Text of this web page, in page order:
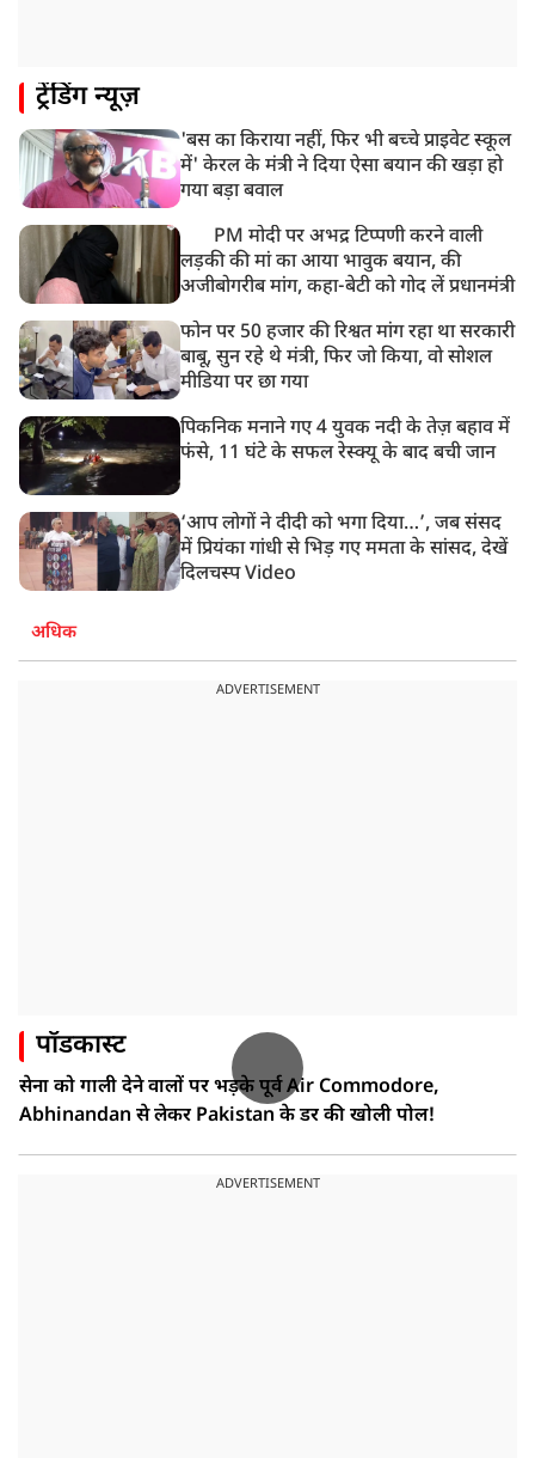
UP: लखनऊ में चलती कार में लगी आग, युवक की जिंदा जलकर
ट्रेंडिंग न्यूज़
'बस का किराया नहीं, फिर भी बच्चे प्राइवेट स्कूल
में' केरल के मंत्री ने दिया ऐसा बयान की खड़ा हो
गया बड़ा बवाल
PM मोदी पर अभद्र टिप्पणी करने वाली
लड़की की मां का आया भावुक बयान, की
अजीबोगरीब मांग, कहा-बेटी को गोद लें प्रधानमंत्री
फोन पर 50 हजार की रिश्वत मांग रहा था सरकारी
बाबू, सुन रहे थे मंत्री, फिर जो किया, वो सोशल
मीडिया पर छा गया
पिकनिक मनाने गए 4 युवक नदी के तेज़ बहाव में
फंसे, 11 घंटे के सफल रेस्क्यू के बाद बची जान
‘आप लोगों ने दीदी को भगा दिया…’, जब संसद
में प्रियंका गांधी से भिड़ गए ममता के सांसद, देखें
दिलचस्प Video
अधिक
ADVERTISEMENT
पॉडकास्ट
सेना को गाली देने वालों पर भड़के पूर्व Air Commodore,
Abhinandan से लेकर Pakistan के डर की खोली पोल!
ADVERTISEMENT